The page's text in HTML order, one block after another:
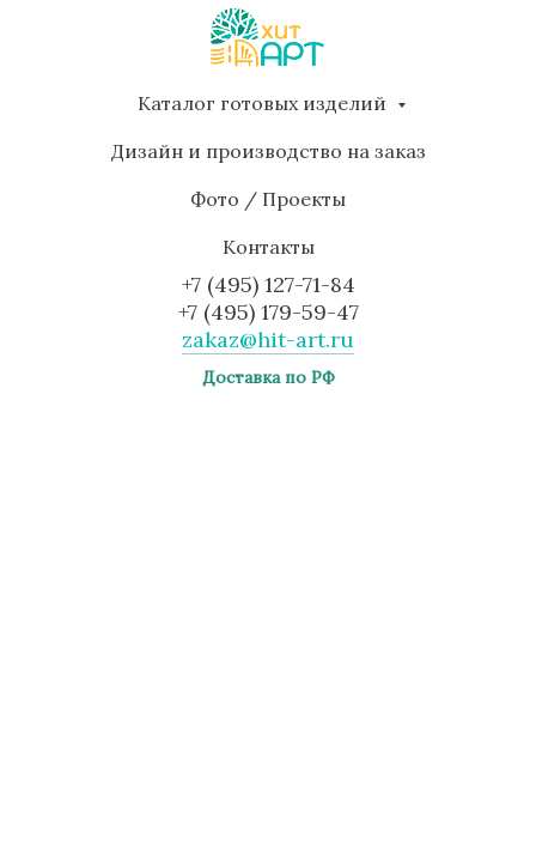
Каталог готовых изделий
Дизайн и производство на заказ
Фото / Проекты
Контакты
+7 (495) 127-71-84
+7 (495) 179-59-47
zakaz@hit-art.ru
Доставка по РФ